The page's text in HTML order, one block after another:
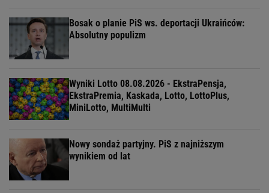
Bosak o planie PiS ws. deportacji Ukraińców:
Absolutny populizm
Wyniki Lotto 08.08.2026 - EkstraPensja,
EkstraPremia, Kaskada, Lotto, LottoPlus,
MiniLotto, MultiMulti
Nowy sondaż partyjny. PiS z najniższym
wynikiem od lat